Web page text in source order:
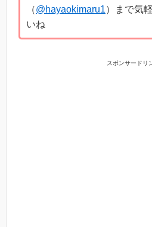
（@hayaokimaru1）まで気
いね
スポンサードリ